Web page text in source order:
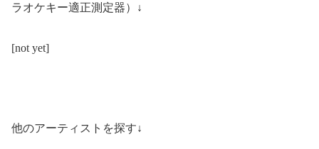
ラオケキー適正測定器）↓
[not yet]
他のアーティストを探す↓